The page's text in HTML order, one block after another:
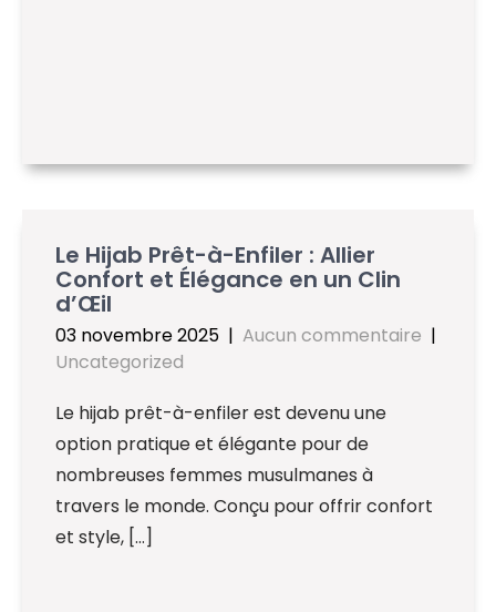
Le Hijab Prêt-à-Enfiler : Allier
Confort et Élégance en un Clin
d’Œil
03 novembre 2025 | Aucun commentaire |
Uncategorized
Le hijab prêt-à-enfiler est devenu une
option pratique et élégante pour de
nombreuses femmes musulmanes à
travers le monde. Conçu pour offrir confort
et style, […]